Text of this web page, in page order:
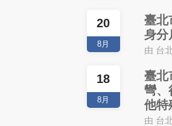
20
8月
臺北
身分
由 台
18
8月
臺北
彎、
他特
由 台